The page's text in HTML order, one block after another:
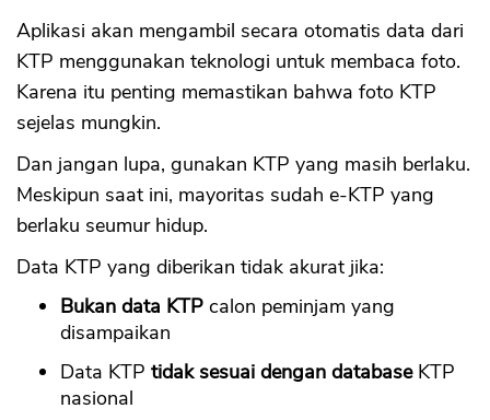
Aplikasi akan mengambil secara otomatis data dari
KTP menggunakan teknologi untuk membaca foto.
Karena itu penting memastikan bahwa foto KTP
sejelas mungkin.
Dan jangan lupa, gunakan KTP yang masih berlaku.
Meskipun saat ini, mayoritas sudah e-KTP yang
berlaku seumur hidup.
Data KTP yang diberikan tidak akurat jika:
Bukan data KTP calon peminjam yang
disampaikan
Data KTP tidak sesuai dengan databaseKTP
nasional